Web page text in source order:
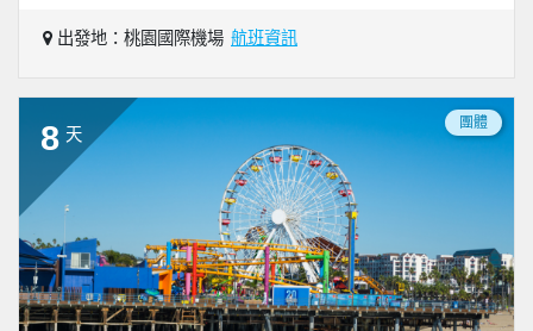
出發地：桃園國際機場 航班資訊
8 天
團體